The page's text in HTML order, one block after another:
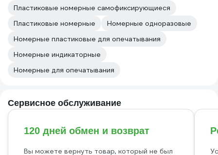
Пластиковые номерные самофиксирующиеся
Пластиковые номерные
Номерные одноразовые
Номерные пластиковые для опечатывания
Номерные индикаторные
Номерные для опечатывания
Сервисное обслуживание
120 дней обмен и возврат
Вы можете вернуть товар, который не был